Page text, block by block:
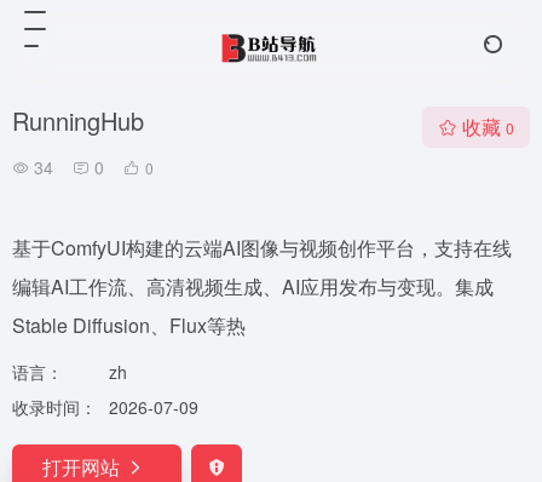
RunningHub
34 0 0
收藏 0
基于ComfyUI构建的云端AI图像与视频创作平台，支持在线
编辑AI工作流、高清视频生成、AI应用发布与变现。集成
Stable Diffusion、Flux等热
语言：
zh
收录时间：
2026-07-09
打开网站